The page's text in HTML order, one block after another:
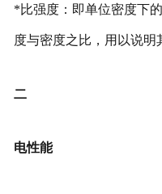
*比强度：即单位密度下
度与密度之比，用以说明
二
电性能